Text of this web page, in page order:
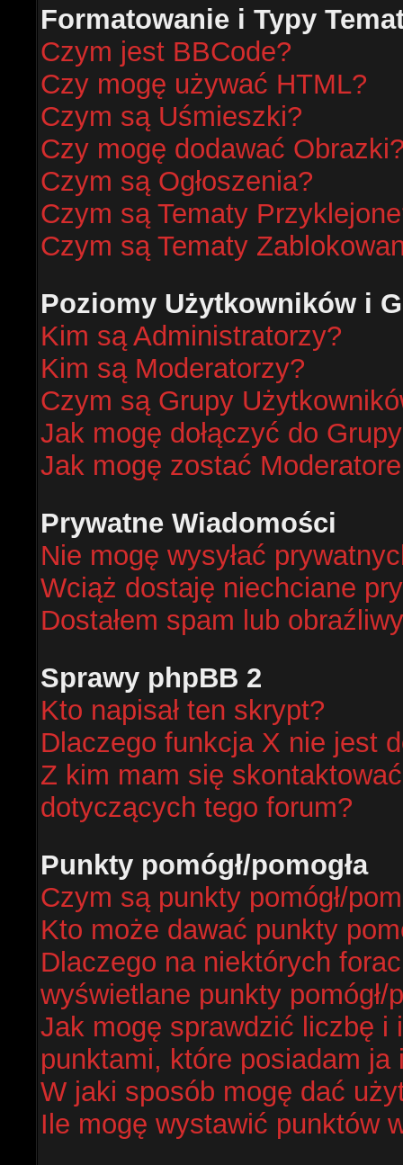
Formatowanie i Typy
Czym jest BBCode?
Czy mogę używać HTML?
Czym są Uśmieszki?
Czy mogę dodawać
Czym są Ogłoszenia?
Czym są Tematy
Czym są Tematy
Poziomy Użytkowników i
Kim są Administratorzy?
Kim są Moderatorzy?
Czym są Grupy
Jak mogę dołączyć do
Jak mogę zostać
Prywatne Wiadomości
Nie mogę wysyłać
Wciąż dostaję niechciane
Dostałem spam lub
Sprawy phpBB 2
Kto napisał ten skrypt?
Dlaczego funkcja X nie jest
Z kim mam się
dotyczących tego forum?
Punkty pomógł/pomogła
Czym są punkty pomógł/
Kto może dawać punkty
Dlaczego na niektórych
wyświetlane punkty pomógł/
Jak mogę sprawdzić liczbę i
punktami, które posiadam
W jaki sposób mogę dać
Ile mogę wystawić punktów